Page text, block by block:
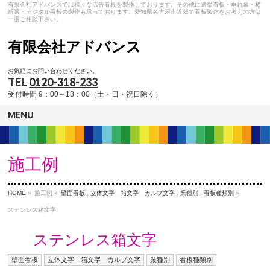
有限会社アドバンスでは様々な広告看板を製作しております。その他に選挙看板・垂れ幕・横
断幕・デジタル看板の製作も承っております。愛知県名古屋市近郊で看板製作をお考えの方は
一度ご相談下さい。
有限会社アドバンス
お気軽にお問い合わせください。
TEL 0120-318-233
受付時間 9：00～18：00（土・日・祝日除く）
MENU
施工例
HOME » 施工例 » 壁面看板 ,立体文字 箱文字 カルプ文字 ,業種別 ,看板種類別 »
ステンレス箱文字
ステンレス箱文字
壁面看板 立体文字 箱文字 カルプ文字 業種別
看板種類別